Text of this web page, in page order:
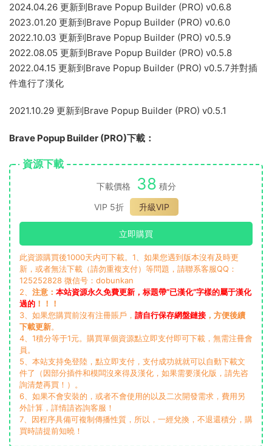
2024.04.26 更新到Brave Popup Builder (PRO) v0.6.8
2023.01.20 更新到Brave Popup Builder (PRO) v0.6.0
2022.10.03 更新到Brave Popup Builder (PRO) v0.5.9
2022.08.05 更新到Brave Popup Builder (PRO) v0.5.8
2022.04.15 更新到Brave Popup Builder (PRO) v0.5.7并對插
件進行了漢化
2021.10.29 更新到Brave Popup Builder (PRO) v0.5.1
Brave Popup Builder (PRO)下載：
資源下載
下載價格 38 積分
VIP 5折
升級VIP
立即購買
此資源購買後1000天内可下載。1、如果您遇到版本沒有及時更
新，或者無法下載（請勿重複支付）等問題，請聯系客服QQ：
125252828 微信号：dobunkan
2、 注意： 本站資源永久免費更新，标題帶“已漢化”字樣的屬于漢化
過的 ！！！
3、如果您購買前沒有注冊賬戶， 請自行保存網盤鏈接 ，方便後續
下載更新。
4、1積分等于1元。購買單個資源點立即支付即可下載，無需注冊會
員。
5、本站支持免登陸，點立即支付，支付成功就就可以自動下載文
件了（因部分插件和模闆沒來得及漢化，如果需要漢化版，請先咨
詢清楚再買！）。
6、如果不會安裝的，或者不會使用的以及二次開發需求，費用另
外計算，詳情請咨詢客服！
7、因程序具備可複制傳播性質，所以，一經兌換，不退還積分，購
買時請提前知曉！